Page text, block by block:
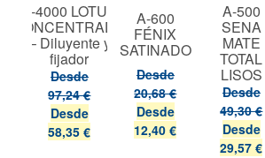
P-4000 LOTUS
CONCENTRADO
– Diluyente y
fijador
Desde
97,24 €
Desde
58,35 €
A-600
FÉNIX
SATINADO
Desde
20,68 €
Desde
12,40 €
A-500
SENA
MATE
TOTAL
LISOS
Desde
49,30 €
Desde
29,57 €